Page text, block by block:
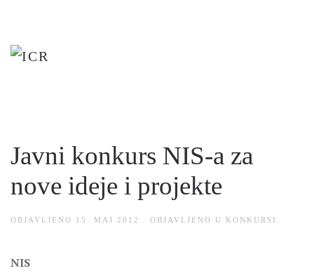
to
Javni konkurs NIS-a za
nove ideje i projekte
OBJAVLJENO 15. MAJ 2012. . OBJAVLJENO U KONKURSI
NIS